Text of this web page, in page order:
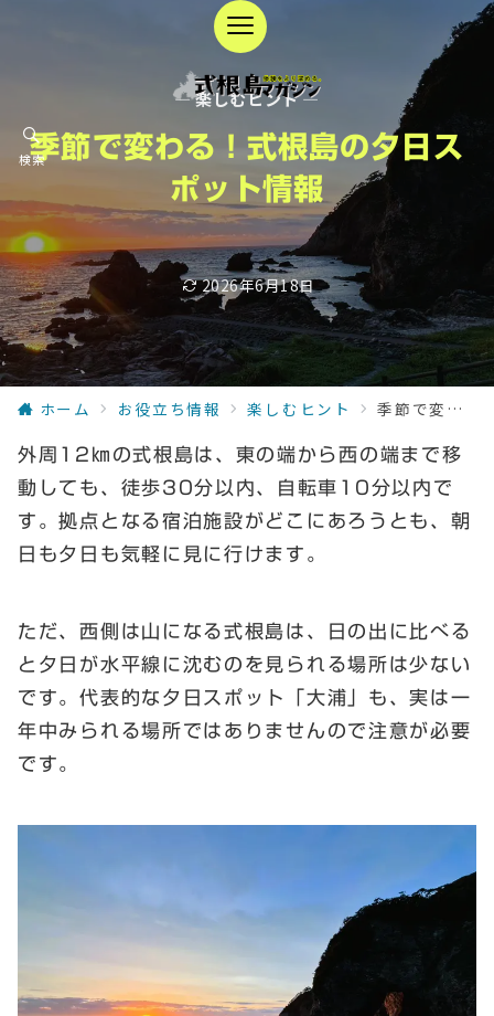
検索
— 楽しむヒント —
季節で変わる！式根島の夕日ス
ポット情報
2026年6月18日
ホーム お役立ち情報 楽しむヒント 季節で変わる！式根島の夕日スポット情報
外周12㎞の式根島は、東の端から西の端まで移
動しても、徒歩30分以内、自転車10分以内で
す。拠点となる宿泊施設がどこにあろうとも、朝
日も夕日も気軽に見に行けます。
ただ、西側は山になる式根島は、日の出に比べる
と夕日が水平線に沈むのを見られる場所は少ない
です。代表的な夕日スポット「大浦」も、実は一
年中みられる場所ではありませんので注意が必要
です。